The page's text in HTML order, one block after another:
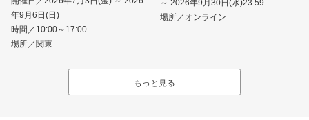
年9月6日(日)
時間／10:00～17:00
場所／関東
～ 2026年9月30日(水)23:59
場所／オンライン
もっと見る